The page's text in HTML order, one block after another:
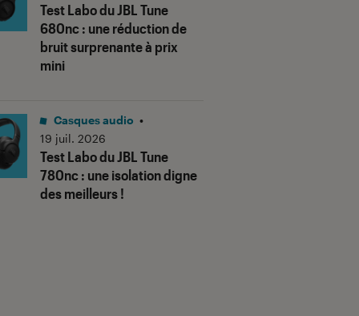
Test Labo du JBL Tune
680nc : une réduction de
bruit surprenante à prix
mini
Test Labo du JBL Tune
780nc : une isolation digne
des meilleurs !
Casques audio •
19 juil. 2026